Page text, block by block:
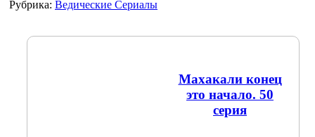
Рубрика: Ведические Сериалы
Махакали конец
это начало. 50
серия